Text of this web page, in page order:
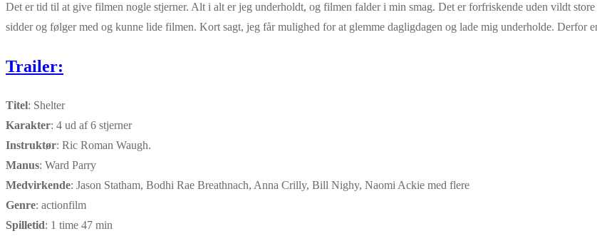
Det er tid til at give filmen nogle stjerner. Alt i alt er jeg underholdt, og filmen falder i min smag. Det er forfriskende uden vildt
sidder og følger med og kunne lide filmen. Kort sagt, jeg får mulighed for at glemme dagligdagen og lade mig underholde. Derfor
Trailer:
Titel: Shelter
Karakter: 4 ud af 6 stjerner
Instruktør: Ric Roman Waugh.
Manus: Ward Parry
Medvirkende: Jason Statham, Bodhi Rae Breathnach, Anna Crilly, Bill Nighy, Naomi Ackie med flere
Genre: actionfilm
Spilletid: 1 time 47 min